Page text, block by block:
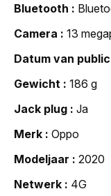
Bluetooth
Camera
13
Datum van
Gewicht
186 g
Jack plug
Ja
Merk
Oppo
Modeljaar
2020
Netwerk
4G